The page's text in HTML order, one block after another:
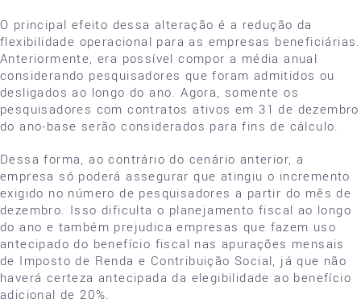
O principal efeito dessa alteração é a redução da
flexibilidade operacional para as empresas beneficiárias.
Anteriormente, era possível compor a média anual
considerando pesquisadores que foram admitidos ou
desligados ao longo do ano. Agora, somente os
pesquisadores com contratos ativos em 31 de dezembro
do ano-base serão considerados para fins de cálculo.
Dessa forma, ao contrário do cenário anterior, a
empresa só poderá assegurar que atingiu o incremento
exigido no número de pesquisadores a partir do mês de
dezembro. Isso dificulta o planejamento fiscal ao longo
do ano e também prejudica empresas que fazem uso
antecipado do benefício fiscal nas apurações mensais
de Imposto de Renda e Contribuição Social, já que não
haverá certeza antecipada da elegibilidade ao benefício
adicional de 20%.